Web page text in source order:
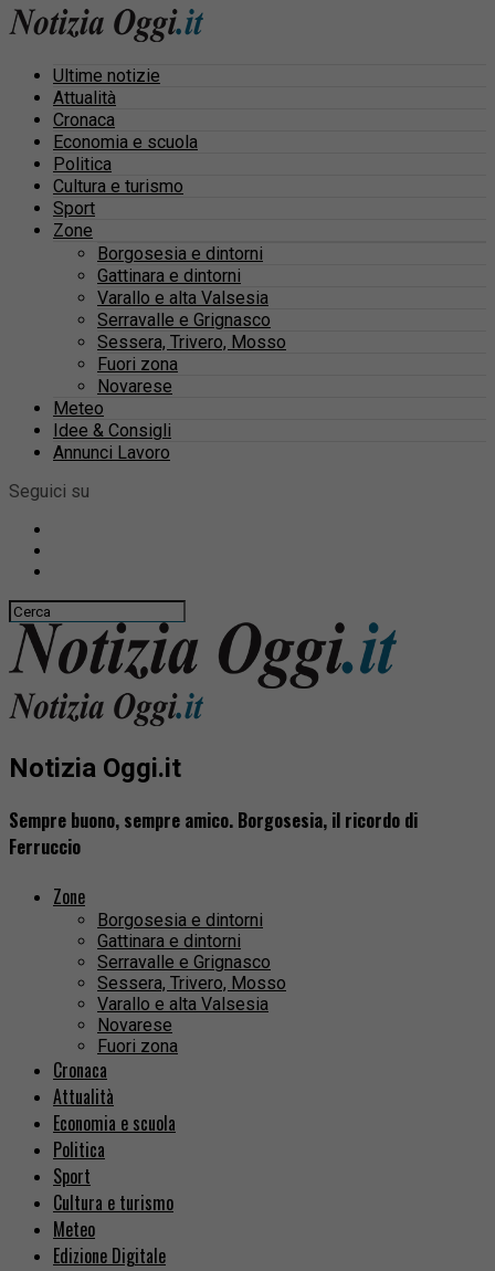
Ultime notizie
Attualità
Cronaca
Economia e scuola
Politica
Cultura e turismo
Sport
Zone
Borgosesia e dintorni
Gattinara e dintorni
Varallo e alta Valsesia
Serravalle e Grignasco
Sessera, Trivero, Mosso
Fuori zona
Novarese
Meteo
Idee & Consigli
Annunci Lavoro
Seguici su
Notizia Oggi.it
Sempre buono, sempre amico. Borgosesia, il ricordo di
Ferruccio
Zone
Borgosesia e dintorni
Gattinara e dintorni
Serravalle e Grignasco
Sessera, Trivero, Mosso
Varallo e alta Valsesia
Novarese
Fuori zona
Cronaca
Attualità
Economia e scuola
Politica
Sport
Cultura e turismo
Meteo
Edizione Digitale